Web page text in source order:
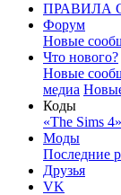
ПРАВИЛА
Форум
Новые
Что нового?
Новые
медиа
Коды
«The Sims 4»
Моды
Последние
Друзья
VK